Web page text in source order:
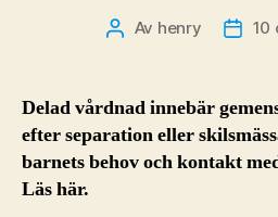
Inläggsförfattare
Av henry 10
Delad vårdnad innebär
efter separation eller
barnets behov och kontakt
Läs här.